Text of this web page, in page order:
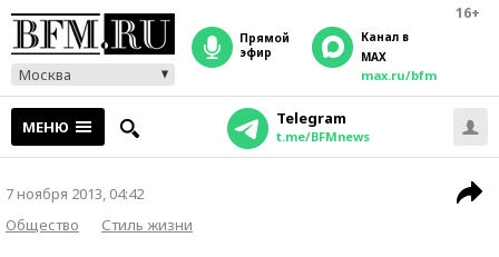
16+
Москва
прямой
эфир
Канал в
MAX
max.ru/bfm
МЕНЮ Telegram
t.me/BFMnews
7 ноября 2013, 04:42
Общество
Стиль жизни